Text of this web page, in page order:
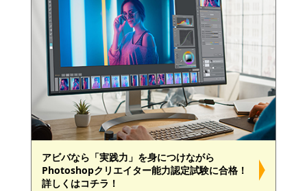
アビバなら「実践力」を身につけながら
Photoshopクリエイター能力認定試験に合格！
詳しくはコチラ！